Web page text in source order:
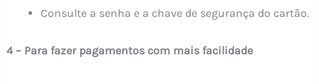
Consulte a senha e a chave de segurança do cartão.
4 – Para fazer pagamentos com mais facilidade